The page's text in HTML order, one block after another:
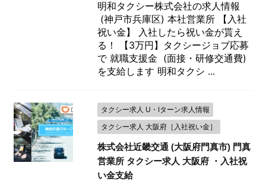
明和タクシー株式会社の求人情報
(神戸市兵庫区) 本社営業所 【入社
祝い金】 入社したら祝い金が貰え
る！ 【3万円】タクシージョブ応募
で 就職支援金 (面接・研修交通費)
を支給します 明和タクシ ...
タクシー求人 U・Iターン求人情報
タクシー求人 大阪府［入社祝い金］
株式会社近畿交通 (大阪府門真市) 門真
営業所 タクシー求人 大阪府 ・入社祝
い金支給